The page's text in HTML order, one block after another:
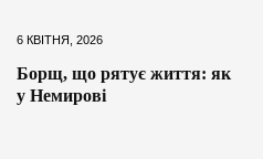
6 КВІТНЯ, 2026
Борщ, що рятує життя: як
у Немирові